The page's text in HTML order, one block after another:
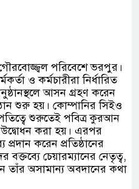
পরিবেশে ভরপুর।
ও কর্মচারীরা নির্ধারিত
আসন গ্রহণ করেন
শুরু হয়। কোম্পানির সিইও
শুরুতেই পবিত্র কুরআন
উদ্বোধন করা হয়। এরপর
প্রদান করেন প্রতিষ্ঠানের
বক্তব্যে চেয়ারম্যানের নেতৃত্ব,
তাঁর অসামান্য অবদানের কথা